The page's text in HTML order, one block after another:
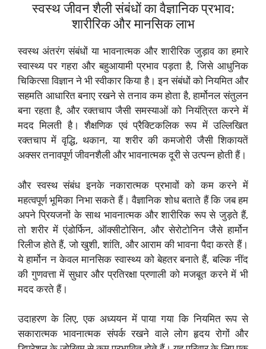
स्वस्थ जीवन शैली संबंधों का वैज्ञानिक प्रभाव:
शारीरिक और मानसिक लाभ
स्वस्थ अंतरंग संबंधों या भावनात्मक और शारीरिक जुड़ाव का हमारे
स्वास्थ्य पर गहरा और बहुआयामी प्रभाव पड़ता है, जिसे आधुनिक
चिकित्सा विज्ञान ने भी स्वीकार किया है। इन संबंधों को नियमित और
सहमति आधारित बनाए रखने से तनाव कम होता है, हार्मोनल संतुलन
बना रहता है, और रक्तचाप जैसी समस्याओं को नियंत्रित करने में
मदद मिलती है। शैक्षणिक एवं प्रैक्टिकलिक रूप में उल्लिखित
रक्तचाप में वृद्धि, थकान, या शरीर की कमजोरी जैसी शिकायतें
अक्सर तनावपूर्ण जीवनशैली और भावनात्मक दूरी से उत्पन्न होती हैं।
और स्वस्थ संबंध इनके नकारात्मक प्रभावों को कम करने में
महत्वपूर्ण भूमिका निभा सकते हैं। वैज्ञानिक शोध बताते हैं कि जब हम
अपने प्रियजनों के साथ भावनात्मक और शारीरिक रूप से जुड़ते हैं,
तो शरीर में एंडोर्फिन, ऑक्सीटोसिन, और सेरोटोनिन जैसे हार्मोन
रिलीज होते हैं, जो खुशी, शांति, और आराम की भावना पैदा करते हैं।
ये हार्मोन न केवल मानसिक स्वास्थ्य को बेहतर बनाते हैं, बल्कि नींद
की गुणवत्ता में सुधार और प्रतिरक्षा प्रणाली को मजबूत करने में भी
मदद करते हैं।
उदाहरण के लिए, एक अध्ययन में पाया गया कि नियमित रूप से
सकारात्मक भावनात्मक संपर्क रखने वाले लोग हृदय रोगों और